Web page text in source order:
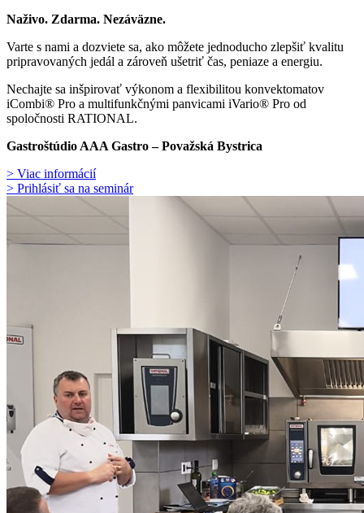
Naživo. Zdarma. Nezáväzne.
Varte s nami a dozviete sa, ako môžete jednoducho zlepšiť kvalitu
pripravovaných jedál a zároveň ušetriť čas, peniaze a energiu.
Nechajte sa inšpirovať výkonom a flexibilitou konvektomatov
iCombi® Pro a multifunkčnými panvicami iVario® Pro od
spoločnosti RATIONAL.
Gastroštúdio AAA Gastro – Považská Bystrica
> Viac informácií
> Prihlásiť sa na seminár